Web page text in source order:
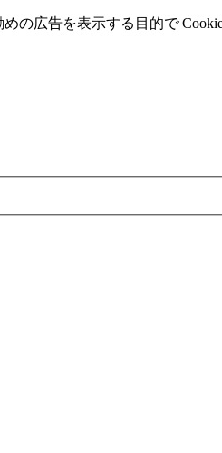
の広告を表⽰する⽬的で